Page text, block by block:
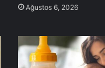
Ağustos 6, 2026